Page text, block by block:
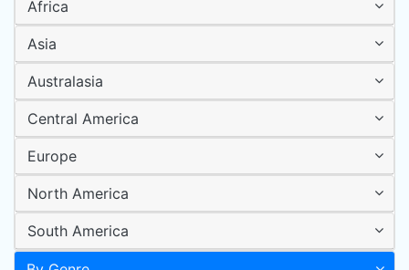
Africa
Asia
Australasia
Central America
Europe
North America
South America